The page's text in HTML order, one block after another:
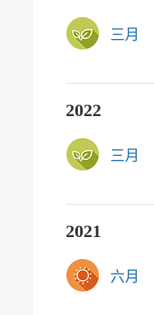
三月
2022
三月
2021
六月